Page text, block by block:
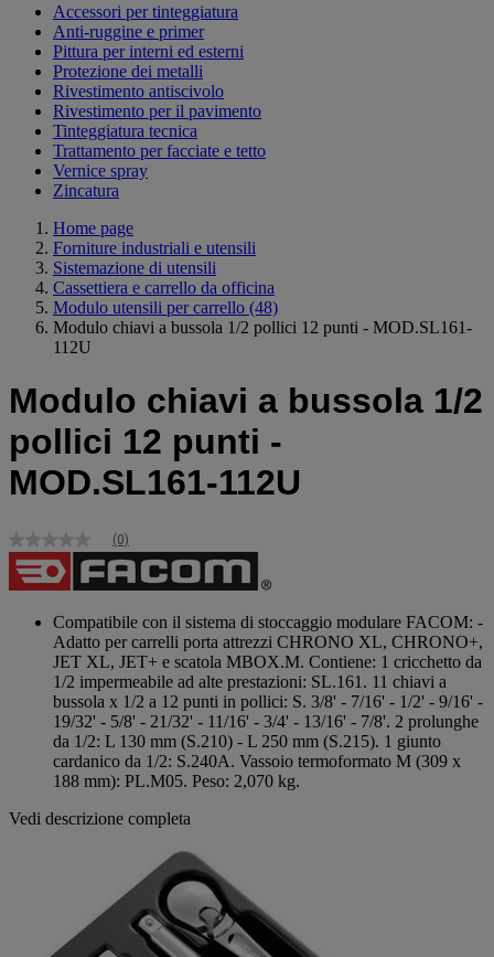
Accessori per tinteggiatura
Anti-ruggine e primer
Pittura per interni ed esterni
Protezione dei metalli
Rivestimento antiscivolo
Rivestimento per il pavimento
Tinteggiatura tecnica
Trattamento per facciate e tetto
Vernice spray
Zincatura
Home page
Forniture industriali e utensili
Sistemazione di utensili
Cassettiera e carrello da officina
Modulo utensili per carrello (48)
Modulo chiavi a bussola 1/2 pollici 12 punti - MOD.SL161-
112U
Modulo chiavi a bussola 1/2
pollici 12 punti -
MOD.SL161-112U
Nessuna
valutazione
Stesso
pagina.
(0)
Compatibile con il sistema di stoccaggio modulare FACOM: -
Adatto per carrelli porta attrezzi CHRONO XL, CHRONO+,
JET XL, JET+ e scatola MBOX.M. Contiene: 1 cricchetto da
1/2 impermeabile ad alte prestazioni: SL.161. 11 chiavi a
bussola x 1/2 a 12 punti in pollici: S. 3/8' - 7/16' - 1/2' - 9/16' -
19/32' - 5/8' - 21/32' - 11/16' - 3/4' - 13/16' - 7/8'. 2 prolunghe
da 1/2: L 130 mm (S.210) - L 250 mm (S.215). 1 giunto
cardanico da 1/2: S.240A. Vassoio termoformato M (309 x
188 mm): PL.M05. Peso: 2,070 kg.
Vedi descrizione completa